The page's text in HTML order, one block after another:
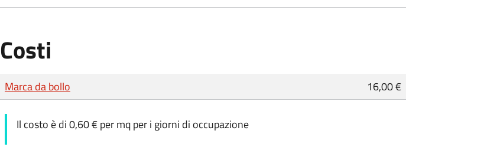
Costi
Tipo di pagamento
Importo
Marca da bollo 16,00 €
Il costo è di 0,60 € per mq per i giorni di occupazione